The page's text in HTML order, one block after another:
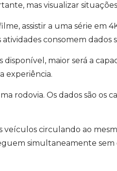
mas visualizar situações
assistir a uma série em
atividades consomem
maior será a
experiência.
rodovia. Os dados são os
circulando ao
simultaneamente sem